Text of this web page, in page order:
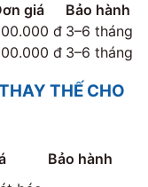
giá
Bảo hành
đ 3–6 tháng
đ 3–6 tháng
THẾ CHO
Bảo hành